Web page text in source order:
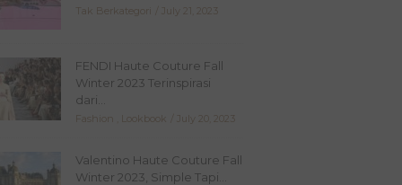
Tak Berkategori July 21, 2023
FENDI Haute Couture Fall
Winter 2023 Terinspirasi
dari...
Fashion Lookbook July 20, 2023
Valentino Haute Couture Fall
Winter 2023, Simple Tapi...